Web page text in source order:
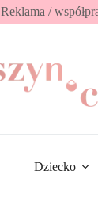
Reklama /
Dziecko